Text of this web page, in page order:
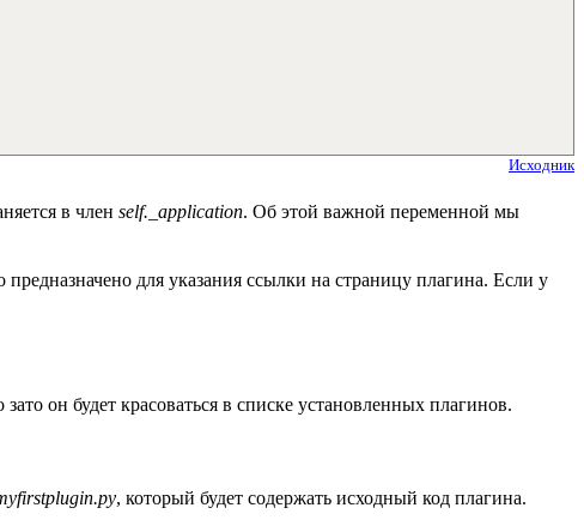
Исходник
в член self._application. Об этой важной переменной мы
предназначено для указания ссылки на страницу плагина. Если у
он будет красоваться в списке установленных плагинов.
, который будет содержать исходный код плагина.